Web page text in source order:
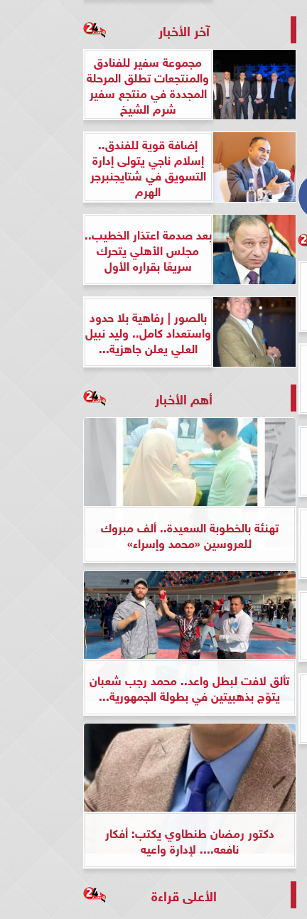
آخر الأخبار
مجموعة سفير للفنادق
والمنتجعات تطلق المرحلة
المجددة في منتجع سفير
شرم الشيخ
إضافة قوية للفندق..
إسلام ناجي يتولى إدارة
التسويق في شتايجنبرجر
الهرم
بعد صدمة اعتذار الخطيب..
مجلس الأهلي يتحرك
سريعًا بقراره الأول
بالصور | رفاهية بلا حدود
واستعداد كامل.. وليد نبيل
العلي يعلن جاهزية...
أهم الأخبار
تهنئة بالخطوبة السعيدة.. ألف مبروك
للعروسين «محمد وإسراء»
تألق لافت لبطل واعد.. محمد رجب شعبان
يتوّج بذهبيتين في بطولة الجمهورية...
دكتور رمضان طنطاوي يكتب: أفكار
نافعه.... لإدارة واعيه
الأعلى قراءة